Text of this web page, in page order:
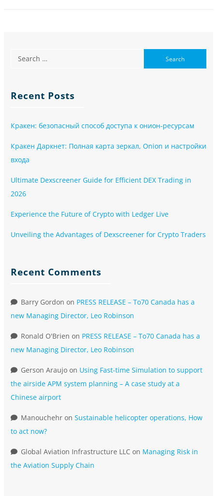
Recent Posts
Кракен: безопасный способ доступа к онион-ресурсам
Кракен Даркнет: Полная карта зеркал, Onion и настройки
входа
Ultimate Dexscreener Guide for Efficient DEX Trading in
2026
Experience the Future of Crypto with Ledger Live
Unveiling the Advantages of Dexscreener for Crypto Traders
Recent Comments
Barry Gordon on PRESS RELEASE – To70 Canada has a
new Managing Director, Leo Robinson
Ronald O'Brien on PRESS RELEASE – To70 Canada has a
new Managing Director, Leo Robinson
Gerson Araujo on Using Fast-time Simulation to support
the airside APM system planning – A case study at a
Chinese airport
Manouchehr on Sustainable helicopter operations, How
to act now?
Global Aviation Infrastructure LLC on Managing Risk in
the Aviation Supply Chain